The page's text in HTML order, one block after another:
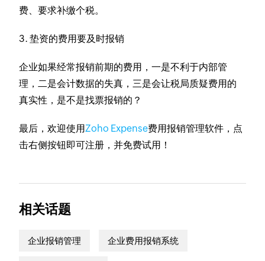
费、要求补缴个税。
3. 垫资的费用要及时报销
企业如果经常报销前期的费用，一是不利于内部管
理，二是会计数据的失真，三是会让税局质疑费用的
真实性，是不是找票报销的？
最后，欢迎使用Zoho Expense费用报销管理软件，点
击右侧按钮即可注册，并免费试用！
相关话题
企业报销管理 企业费用报销系统